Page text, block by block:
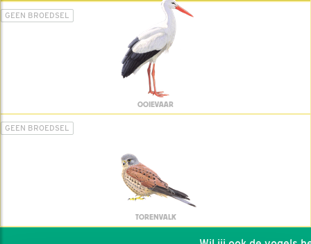
GEEN BROEDSEL
OOIEVAAR
GEEN BROEDSEL
TORENVALK